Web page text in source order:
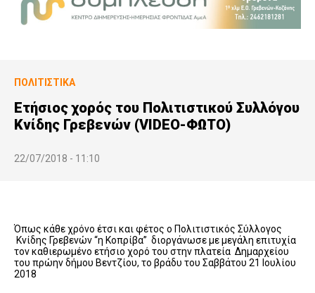
ΠΟΛΙΤΙΣΤΙΚΆ
Ετήσιος χορός του Πολιτιστικού Συλλόγου
Κνίδης Γρεβενών (VIDEO-ΦΩΤΟ)
22/07/2018 - 11:10
Όπως κάθε χρόνο έτσι και φέτος ο Πολιτιστικός Σύλλογος
Κνίδης Γρεβενών “η Κοπρίβα” διοργάνωσε με μεγάλη επιτυχία
τον καθιερωμένο ετήσιο χορό του στην πλατεία Δημαρχείου
του πρώην δήμου Βεντζίου, το βράδυ του Σαββάτου 21 Ιουλίου
2018